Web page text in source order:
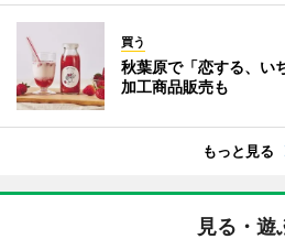
買う
秋葉原で「恋する、
加工商品販売も
もっと見る
見る・遊